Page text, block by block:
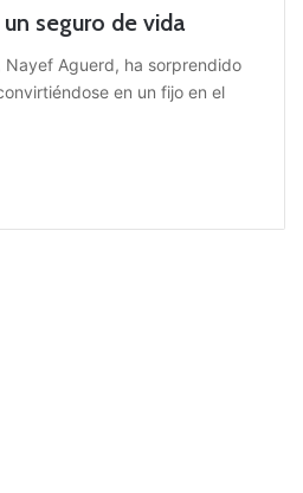
seguro de vida
Nayef Aguerd, ha sorprendido
en un fijo en el